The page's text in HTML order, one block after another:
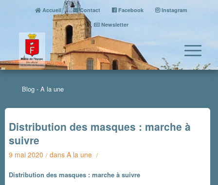
Accueil Contact Facebook
Instagram
Newsletter
Blog - A la une
Distribution des masques : marche à
suivre
9 mai 2020 / dansA la une /
Distribution des masques : marche à suivre